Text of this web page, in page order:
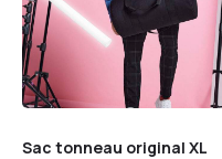
Sac tonneau original XL